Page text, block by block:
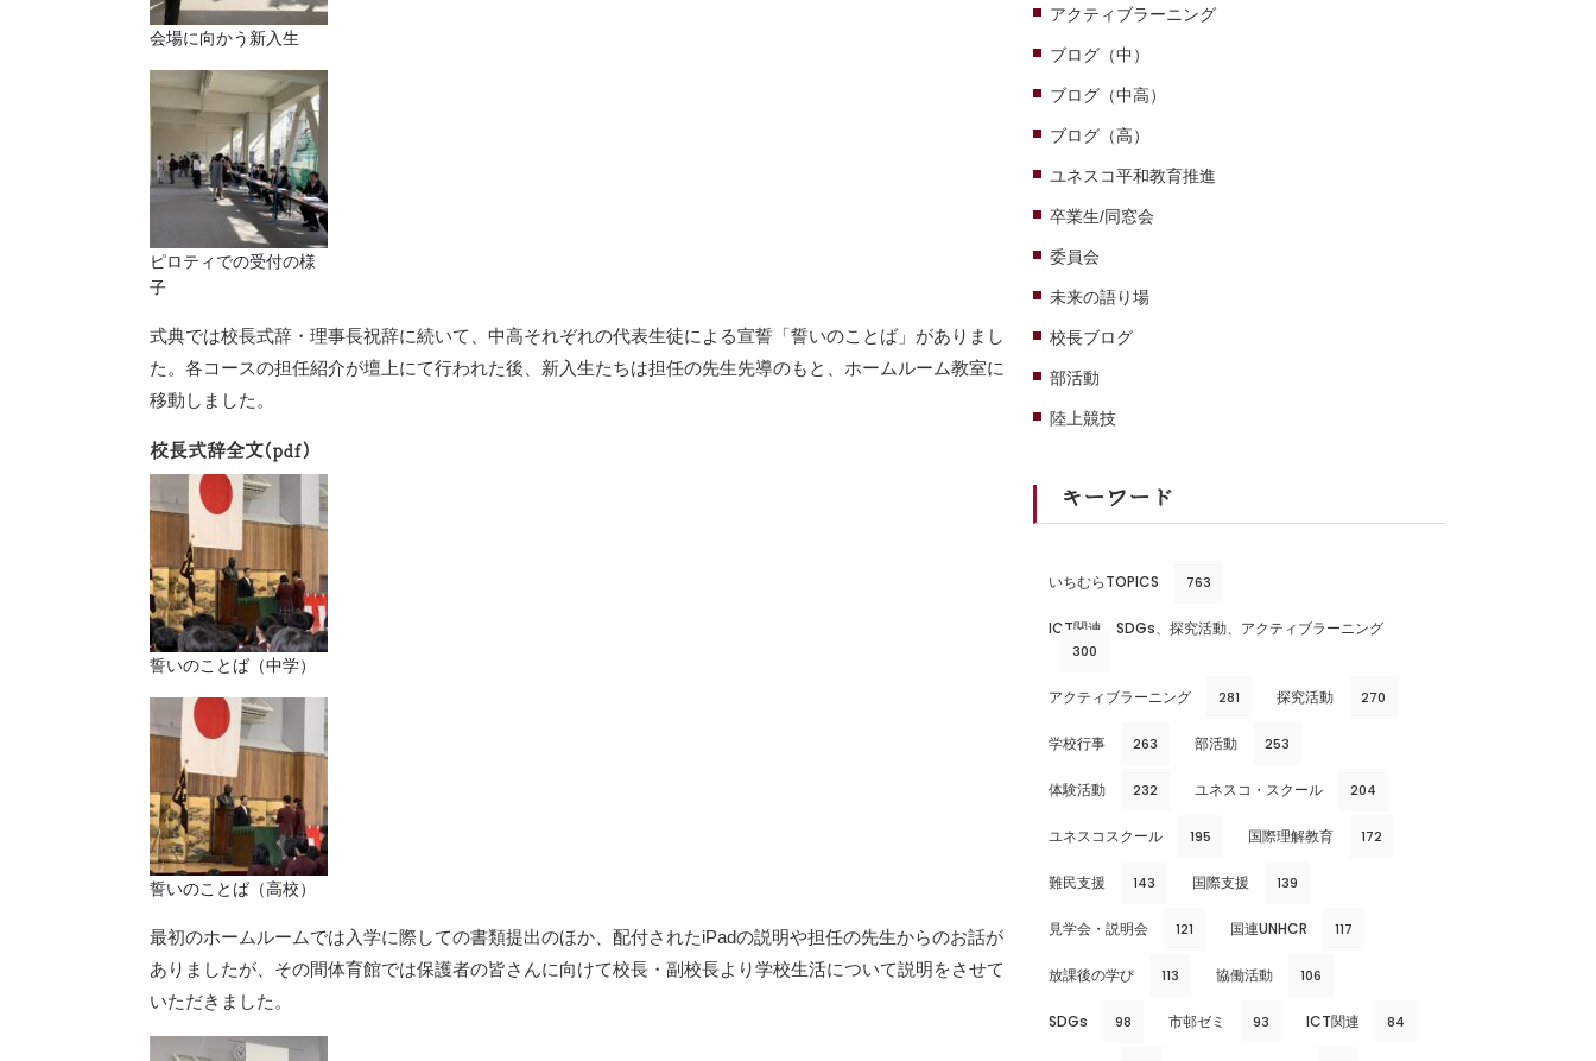
会場に向かう新入生
ピロティでの受付の様
子
式典では校長式辞・理事長祝辞に続いて、中高それぞれの代表生徒による宣誓「誓いのことば」がありまし
た。各コースの担任紹介が壇上にて行われた後、新入生たちは担任の先生先導のもと、ホームルーム教室に
移動しました。
校長式辞全文(pdf)
誓いのことば（中学）
誓いのことば（高校）
最初のホームルームでは入学に際しての書類提出のほか、配付されたiPadの説明や担任の先生からのお話が
ありましたが、その間体育館では保護者の皆さんに向けて校長・副校長より学校生活について説明をさせて
いただきました。
アクティブラーニング
ブログ（中）
ブログ（中高）
ブログ（高）
ユネスコ平和教育推進
卒業生/同窓会
委員会
未来の語り場
校長ブログ
部活動
陸上競技
キーワード
いちむらTOPICS 763
ICT関連、SDGs、探究活動、アクティブラーニング
300
アクティブラーニング 281 探究活動 270
学校行事 263 部活動 253
体験活動 232 ユネスコ・スクール 204
ユネスコスクール 195 国際理解教育 172
難民支援 143 国際支援 139
見学会・説明会 121 国連UNHCR 117
放課後の学び 113 協働活動 106
SDGs 98 市邨ゼミ 93 ICT関連 84